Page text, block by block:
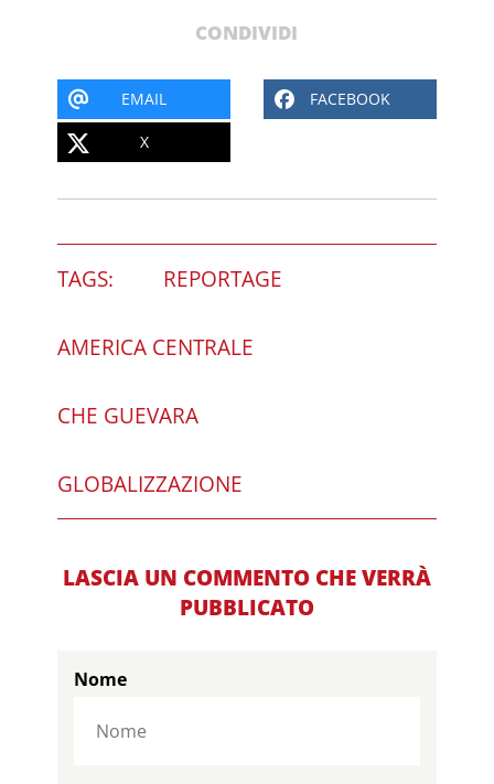
CONDIVIDI
EMAIL FACEBOOK
X
TAGS: REPORTAGE
AMERICA CENTRALE
CHE GUEVARA
GLOBALIZZAZIONE
LASCIA UN COMMENTO CHE VERRÀ
PUBBLICATO
Nome